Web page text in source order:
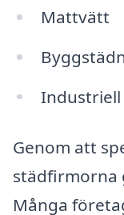
Mattvätt
Genom att
städfirmorna
Många